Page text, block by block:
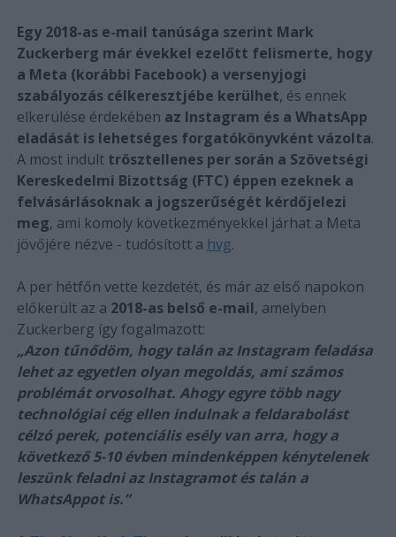
Egy 2018-as e-mail tanúsága szerint Mark
Zuckerberg már évekkel ezelőtt felismerte, hogy
a Meta (korábbi Facebook) a versenyjogi
szabályozás célkeresztjébe kerülhet, és ennek
elkerülése érdekében az Instagram és a WhatsApp
eladását is lehetséges forgatókönyvként vázolta.
A most indult trösztellenes per során a Szövetségi
Kereskedelmi Bizottság (FTC) éppen ezeknek a
felvásárlásoknak a jogszerűségét kérdőjelezi
meg, ami komoly következményekkel járhat a Meta
jövőjére nézve - tudósított a hvg.
A per hétfőn vette kezdetét, és már az első napokon
előkerült az a 2018-as belső e-mail, amelyben
Zuckerberg így fogalmazott:
„Azon tűnődöm, hogy talán az Instagram feladása
lehet az egyetlen olyan megoldás, ami számos
problémát orvosolhat. Ahogy egyre több nagy
technológiai cég ellen indulnak a feldarabolást
célzó perek, potenciális esély van arra, hogy a
következő 5-10 évben mindenképpen kénytelenek
leszünk feladni az Instagramot és talán a
WhatsAppot is.”